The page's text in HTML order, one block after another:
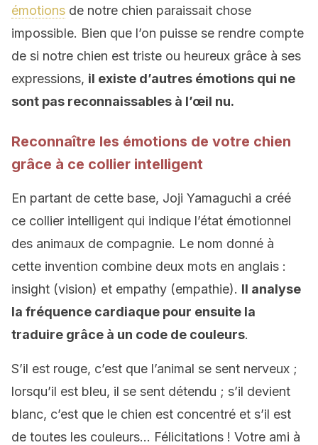
émotions de notre chien paraissait chose
impossible. Bien que l’on puisse se rendre compte
de si notre chien est triste ou heureux grâce à ses
expressions, il existe d’autres émotions qui ne
sont pas reconnaissables à l’œil nu.
Reconnaître les émotions de votre chien
grâce à ce collier intelligent
En partant de cette base, Joji Yamaguchi a créé
ce collier intelligent qui indique l’état émotionnel
des animaux de compagnie. Le nom donné à
cette invention combine deux mots en anglais :
insight (vision) et empathy (empathie). Il analyse
la fréquence cardiaque pour ensuite la
traduire grâce à un code de couleurs.
S’il est rouge, c’est que l’animal se sent nerveux ;
lorsqu’il est bleu, il se sent détendu ; s’il devient
blanc, c’est que le chien est concentré et s’il est
de toutes les couleurs… Félicitations ! Votre ami à